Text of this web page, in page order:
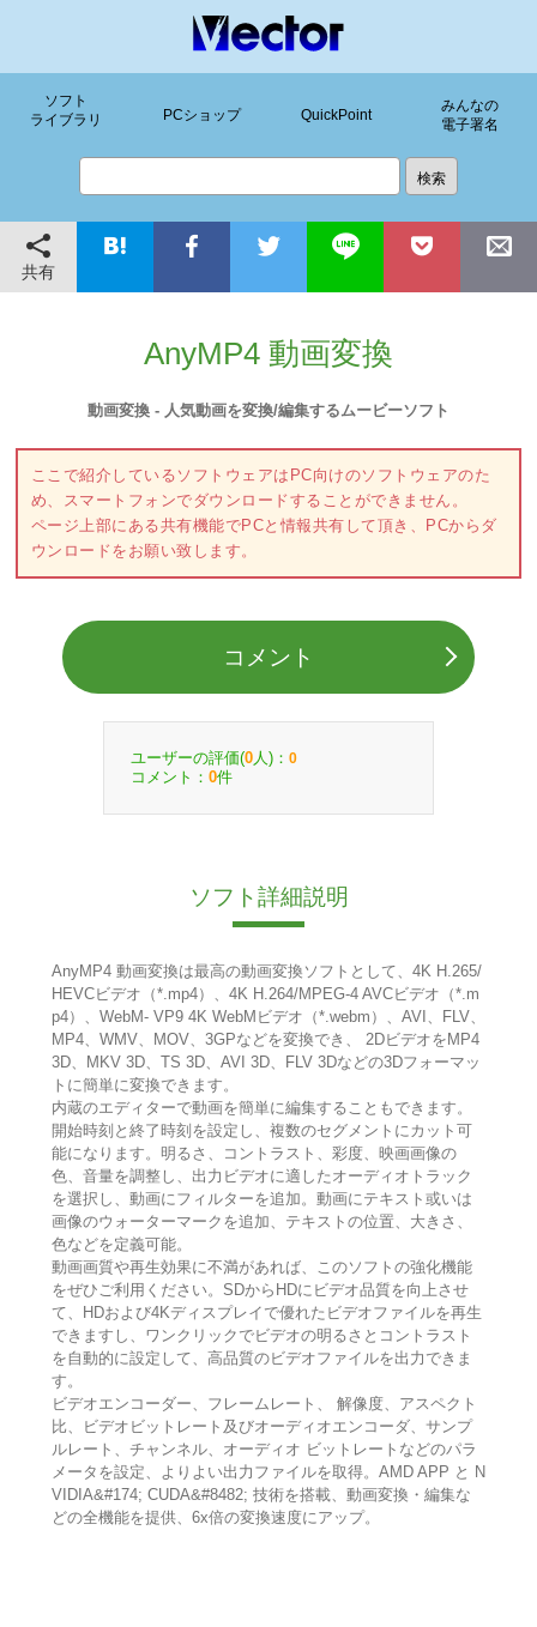
ソフト
ライブラリ
PCショップ QuickPoint
みんなの
電子署名
共有
AnyMP4 動画変換
動画変換 - 人気動画を変換/編集するムービーソフト
ここで紹介しているソフトウェアはPC向けのソフトウェアのた
め、スマートフォンでダウンロードすることができません。
ページ上部にある共有機能でPCと情報共有して頂き、PCからダ
ウンロードをお願い致します。
コメント
ユーザーの評価(0 人)： 0
コメント： 0件
ソフト詳細説明
AnyMP4 動画変換は最高の動画変換ソフトとして、4K H.265/
HEVCビデオ（*.mp4）、4K H.264/MPEG-4 AVCビデオ（*.m
p4）、WebM- VP9 4K WebMビデオ（*.webm）、AVI、FLV、
MP4、WMV、MOV、3GPなどを変換でき、 2DビデオをMP4
3D、MKV 3D、TS 3D、AVI 3D、FLV 3Dなどの3Dフォーマッ
トに簡単に変換できます。
内蔵のエディターで動画を簡単に編集することもできます。
開始時刻と終了時刻を設定し、複数のセグメントにカット可
能になります。明るさ、コントラスト、彩度、映画画像の
色、音量を調整し、出力ビデオに適したオーディオトラック
を選択し、動画にフィルターを追加。動画にテキスト或いは
画像のウォーターマークを追加、テキストの位置、大きさ、
色などを定義可能。
動画画質や再生効果に不満があれば、このソフトの強化機能
をぜひご利用ください。SDからHDにビデオ品質を向上させ
て、HDおよび4Kディスプレイで優れたビデオファイルを再生
できますし、ワンクリックでビデオの明るさとコントラスト
を自動的に設定して、高品質のビデオファイルを出力できま
す。
ビデオエンコーダー、フレームレート、 解像度、アスペクト
比、ビデオビットレート及びオーディオエンコーダ、サンプ
ルレート、チャンネル、オーディオ ビットレートなどのパラ
メータを設定、よりよい出力ファイルを取得。AMD APP と N
VIDIA&#174; CUDA&#8482; 技術を搭載、動画変換・編集な
どの全機能を提供、6x倍の変換速度にアップ。